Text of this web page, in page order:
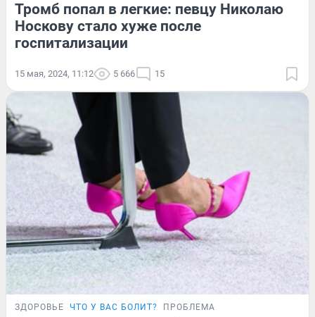
Тромб попал в легкие: певцу Николаю
Носкову стало хуже после
госпитализации
15 мая, 2024, 11:12 5 666 15
ЗДОРОВЬЕ ЧТО У ВАС БОЛИТ? ПРОБЛЕМА